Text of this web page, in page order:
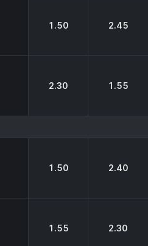
1.50 2.45
2.30 1.55
1.50 2.40
1.55 2.30